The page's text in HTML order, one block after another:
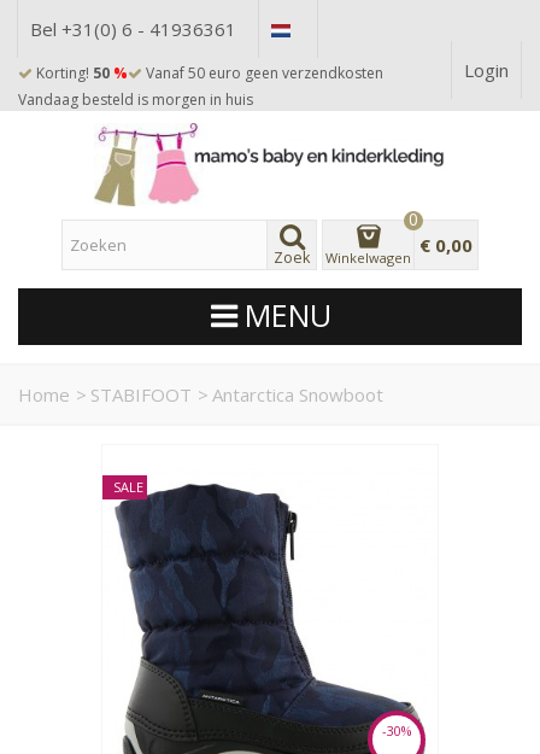
Bel +31(0) 6 - 41936361
Korting! 50 %
Vanaf 50 euro geen verzendkosten
Vandaag besteld is morgen in huis
Login
Zoek Winkelwagen
0
€ 0,00
MENU
Home > STABIFOOT > Antarctica Snowboot
SALE
-30%